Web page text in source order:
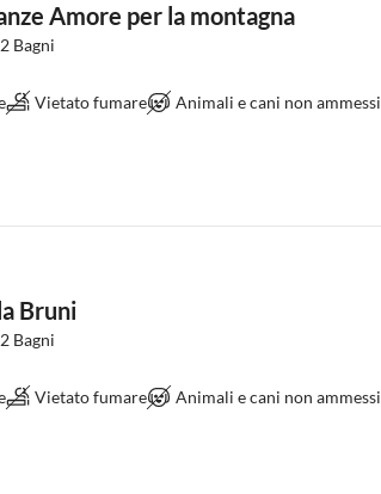
Amore per la montagna
Bagni
Vietato fumare Animali e cani non ammessi
Bruni
Bagni
Vietato fumare Animali e cani non ammessi